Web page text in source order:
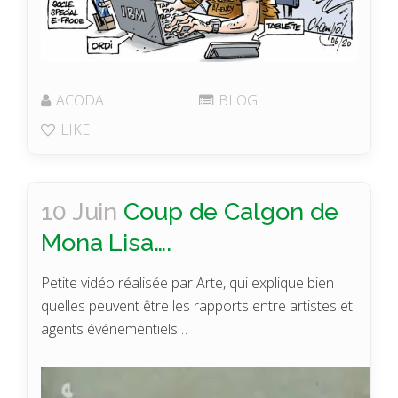
ACODA
BLOG
LIKE
10 Juin Coup de Calgon de
Mona Lisa….
Petite vidéo réalisée par Arte, qui explique bien
quelles peuvent être les rapports entre artistes et
agents événementiels…